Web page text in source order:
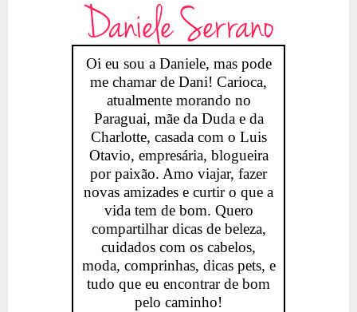
Daniele Serrano
Oi eu sou a Daniele, mas pode
me chamar de Dani! Carioca,
atualmente morando no
Paraguai, mãe da Duda e da
Charlotte, casada com o Luis
Otavio, empresária, blogueira
por paixão. Amo viajar, fazer
novas amizades e curtir o que a
vida tem de bom. Quero
compartilhar dicas de beleza,
cuidados com os cabelos,
moda, comprinhas, dicas pets, e
tudo que eu encontrar de bom
pelo caminho!